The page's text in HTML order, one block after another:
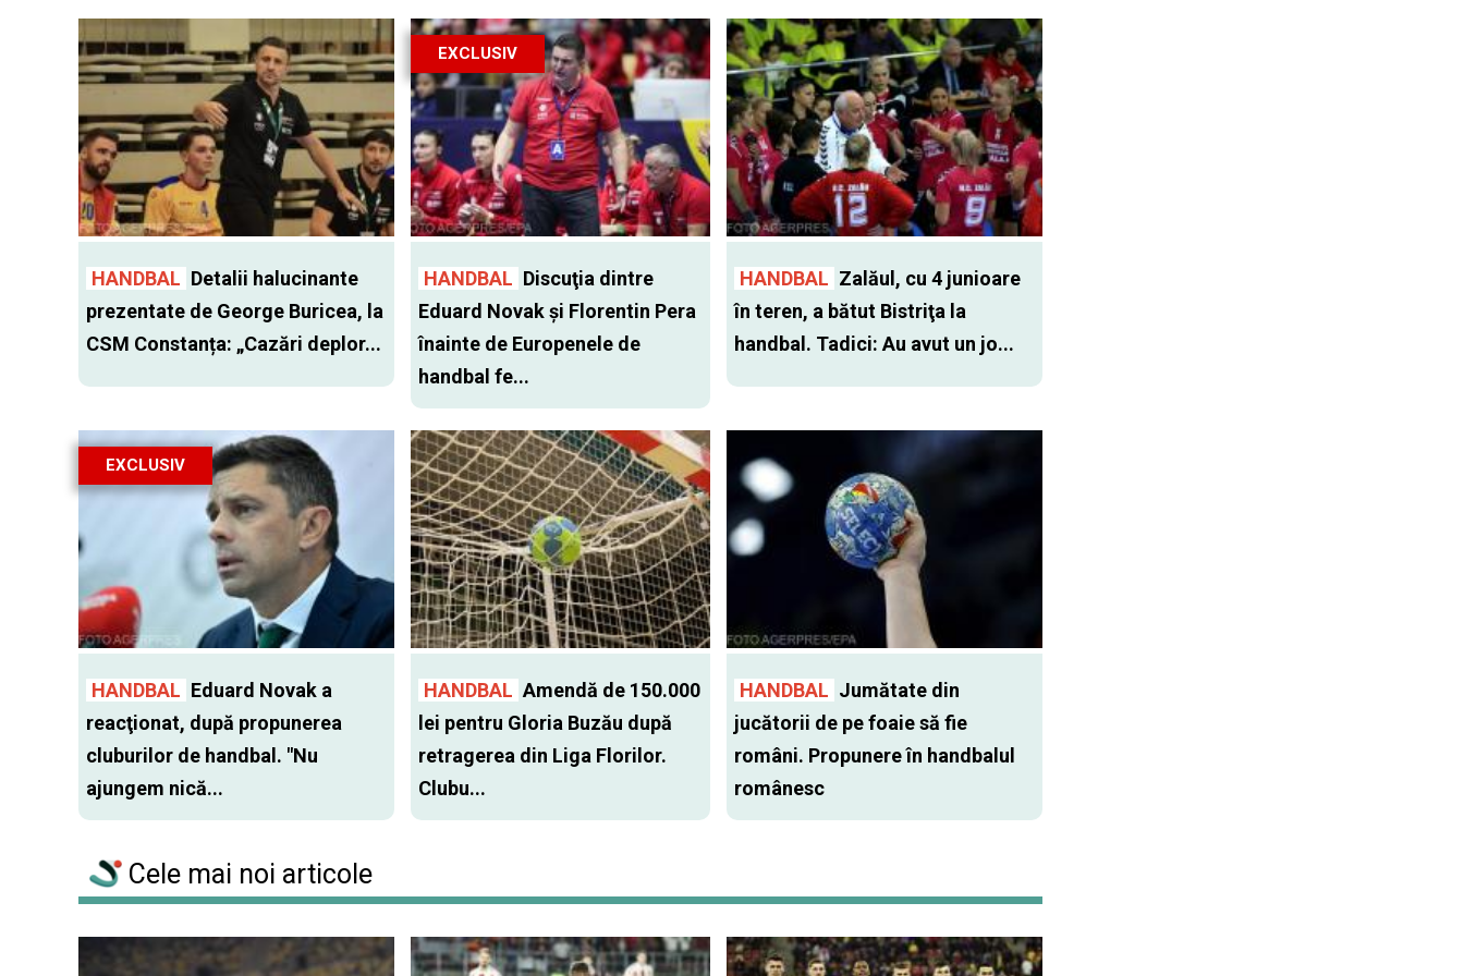
HANDBAL Detalii halucinante
prezentate de George Buricea, la
CSM Constanța: „Cazări deplor...
EXCLUSIV
HANDBAL Discuţia dintre
Eduard Novak şi Florentin Pera
înainte de Europenele de
handbal fe...
HANDBAL Zalăul, cu 4 junioare
în teren, a bătut Bistriţa la
handbal. Tadici: Au avut un jo...
EXCLUSIV
HANDBAL Eduard Novak a
reacţionat, după propunerea
cluburilor de handbal. "Nu
ajungem nică...
HANDBAL Amendă de 150.000
lei pentru Gloria Buzău după
retragerea din Liga Florilor.
Clubu...
HANDBAL Jumătate din
jucătorii de pe foaie să fie
români. Propunere în handbalul
românesc
Cele mai noi articole